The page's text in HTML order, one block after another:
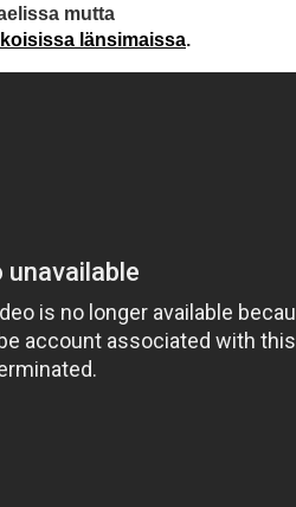
mutta
länsimaissa.